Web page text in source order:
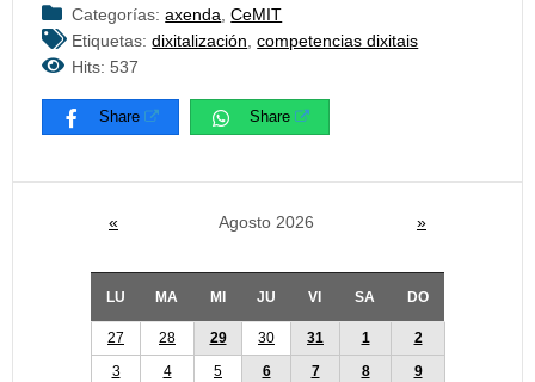
Categorías:axenda,CeMIT
Etiquetas:dixitalización,competencias dixitais
Hits: 537
Share Share
« Agosto 2026 »
LU MA MI JU VI SA DO
27 28 29 30 31 1
2
3
4 5 6 7 8
9